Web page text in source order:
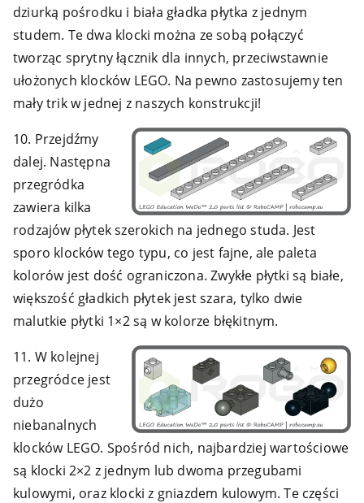
dziurką pośrodku i biała gładka płytka z jednym
studem. Te dwa klocki można ze sobą połączyć
tworząc sprytny łącznik dla innych, przeciwstawnie
ułożonych klocków LEGO. Na pewno zastosujemy ten
mały trik w jednej z naszych konstrukcji!
10. Przejdźmy
dalej. Następna
przegródka
zawiera kilka
rodzajów płytek szerokich na jednego studa. Jest
sporo klocków tego typu, co jest fajne, ale paleta
kolorów jest dość ograniczona. Zwykłe płytki są białe,
większość gładkich płytek jest szara, tylko dwie
malutkie płytki 1×2 są w kolorze błękitnym.
11. W kolejnej
przegródce jest
dużo
niebanalnych
klocków LEGO. Spośród nich, najbardziej wartościowe
są klocki 2×2 z jednym lub dwoma przegubami
kulowymi, oraz klocki z gniazdem kulowym. Te części